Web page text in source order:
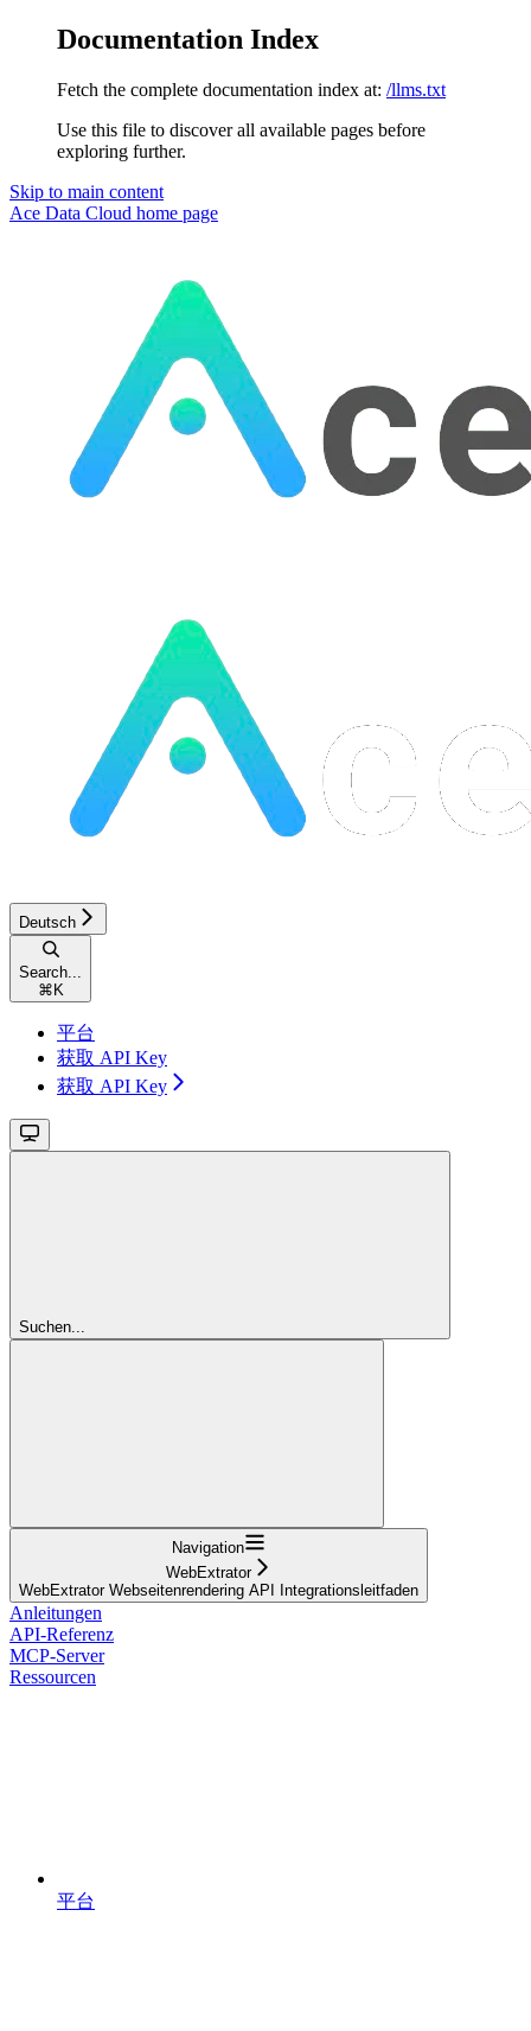
Documentation Index
Fetch the complete documentation index at: /llms.txt
Use this file to discover all available pages before
exploring further.
Skip to main content
Ace Data Cloud home page
Deutsch
Search...
⌘ K
平台
获取 API Key
获取 API Key
Suchen...
Navigation
WebExtrator
WebExtrator Webseitenrendering API Integrationsleitfaden
Anleitungen
API-Referenz
MCP-Server
Ressourcen
平台